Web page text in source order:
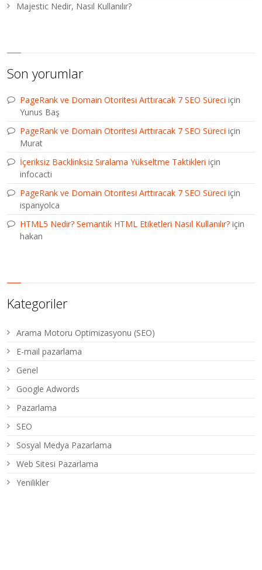
Majestic Nedir, Nasıl Kullanılır?
Son yorumlar
PageRank ve Domain Otoritesi Arttıracak 7 SEO Süreci için
Yunus Baş
PageRank ve Domain Otoritesi Arttıracak 7 SEO Süreci için
Murat
İçeriksiz Backlinksiz Sıralama Yükseltme Taktikleri için
infocacti
PageRank ve Domain Otoritesi Arttıracak 7 SEO Süreci için
ispanyolca
HTML5 Nedir? Semantik HTML Etiketleri Nasıl Kullanılır? için
hakan
Kategoriler
Arama Motoru Optimizasyonu (SEO)
E-mail pazarlama
Genel
Google Adwords
Pazarlama
SEO
Sosyal Medya Pazarlama
Web Sitesi Pazarlama
Yenilikler